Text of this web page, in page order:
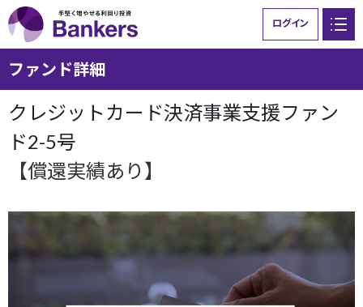
Bankersとは
ご利用ガイド ニュース
お問い合わせ
ログイン
ファンド詳細
クレジットカード決済事業支援ファン
ド2-5号
【償還実績あり】